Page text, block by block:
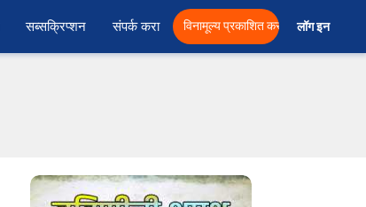
सब्सक्रिप्शन संपर्क करा विनामूल्य प्रकाशित करा लॉग इन